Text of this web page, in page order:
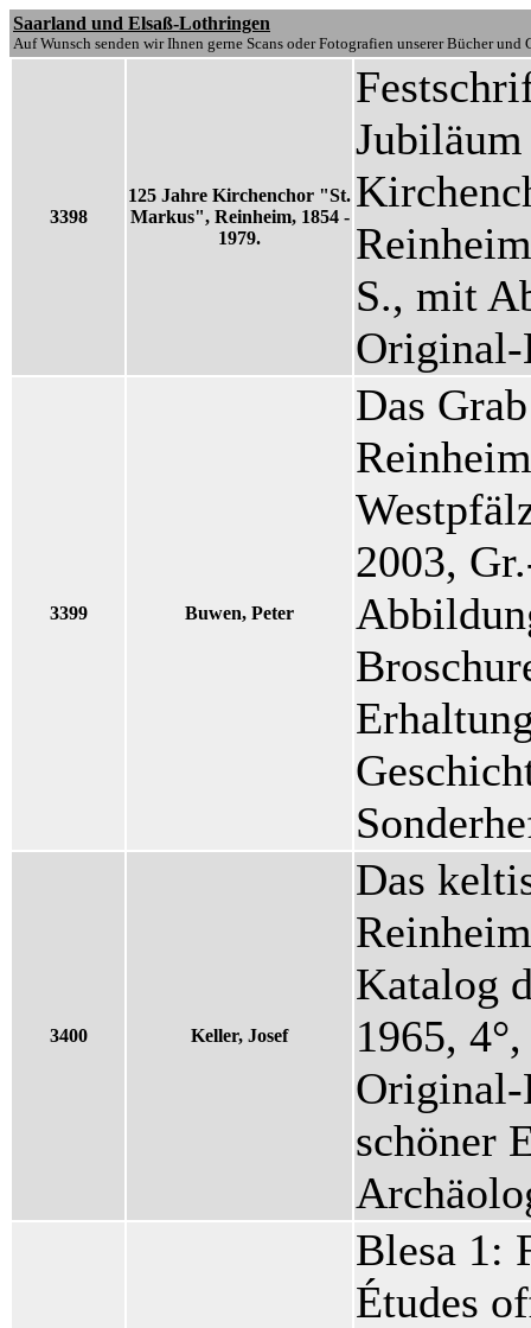
Saarland und Elsaß-Lothringen
Auf Wunsch senden wir Ihnen gerne Scans oder Fotografien unserer Bücher und
3398
125 Jahre Kirchenchor "St.
Markus", Reinheim, 1854 -
1979.
S., mit
Original-
3399 Buwen, Peter
Das
2003,
3400 Keller, Josef
Das
Katalog
1965,
Original-
schöner
Blesa 1:
Études